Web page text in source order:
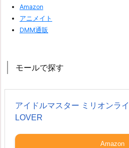
Amazon
アニメイト
DMM通販
モールで探す
アイドルマスター ミリオンラ
LOVER
Amazon